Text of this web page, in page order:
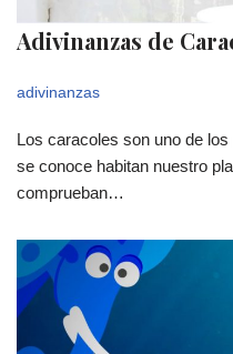
Adivinanzas de
adivinanzas
Los caracoles son uno de
se conoce habitan nuestro
comprueban…